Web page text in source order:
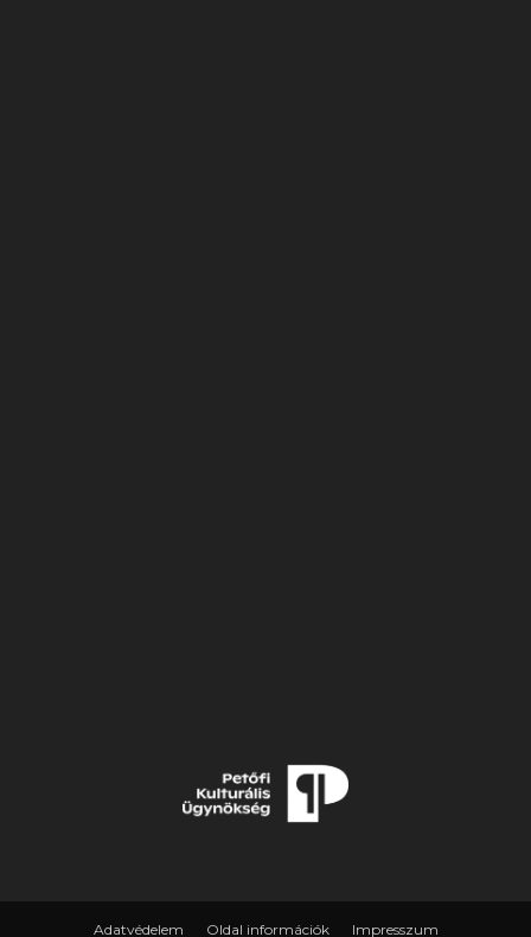
Adatvédelem Oldal információk Impresszum